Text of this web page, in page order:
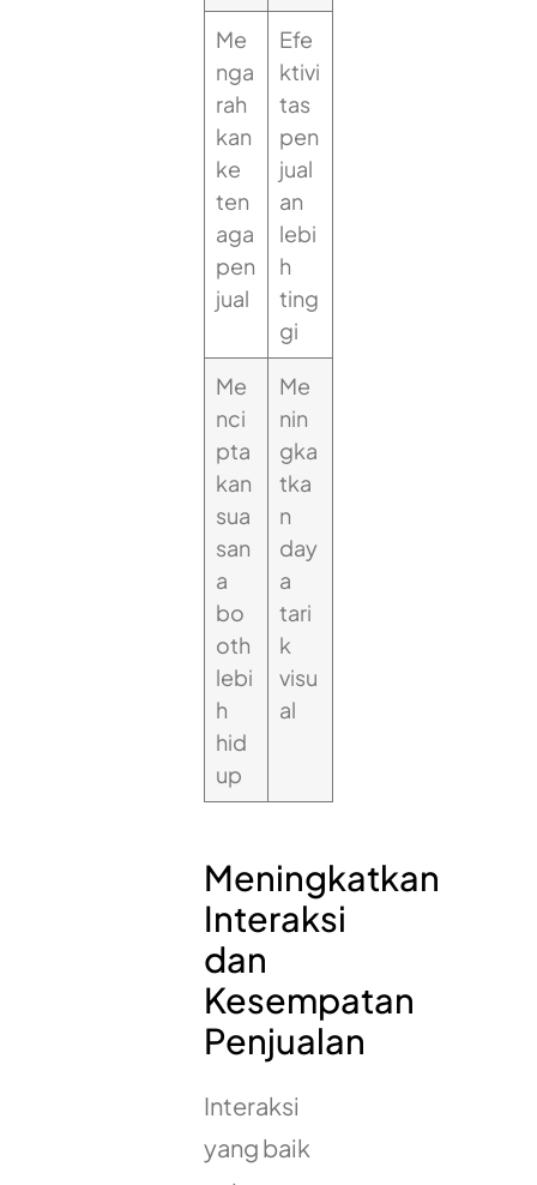
Me
nga
rah
kan
ke
ten
aga
pen
jual
Efe
ktivi
tas
pen
jual
an
lebi
h
ting
gi
Me
nci
pta
kan
sua
san
a
bo
oth
lebi
h
hid
up
Me
nin
gka
tka
n
day
a
tari
k
visu
al
Meningkatkan
Interaksi
dan
Kesempatan
Penjualan
Interaksi
yang baik